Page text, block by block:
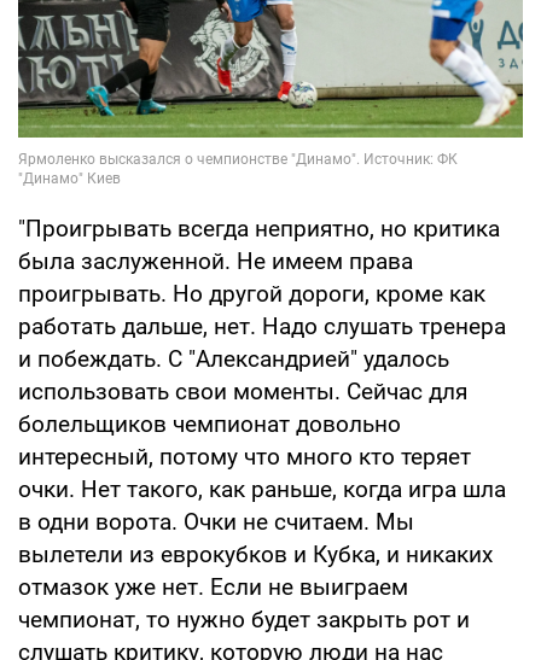
"Проигрывать всегда неприятно, но критика
была заслуженной. Не имеем права
проигрывать. Но другой дороги, кроме как
работать дальше, нет. Надо слушать тренера
и побеждать. С "Александрией" удалось
использовать свои моменты. Сейчас для
болельщиков чемпионат довольно
интересный, потому что много кто теряет
очки. Нет такого, как раньше, когда игра шла
в одни ворота. Очки не считаем. Мы
вылетели из еврокубков и Кубка, и никаких
отмазок уже нет. Если не выиграем
чемпионат, то нужно будет закрыть рот и
слушать критику, которую люди на нас